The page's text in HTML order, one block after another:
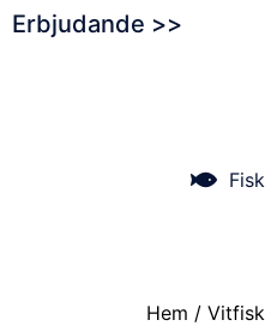
Erbjudande >>
Fisk
Hem / Vitfisk